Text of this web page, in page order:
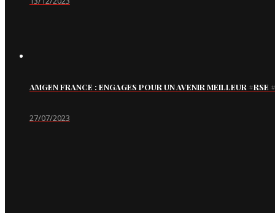
AMGEN FRANCE : ENGAGES POUR UN AVENIR MEILLEUR
27/07/2023